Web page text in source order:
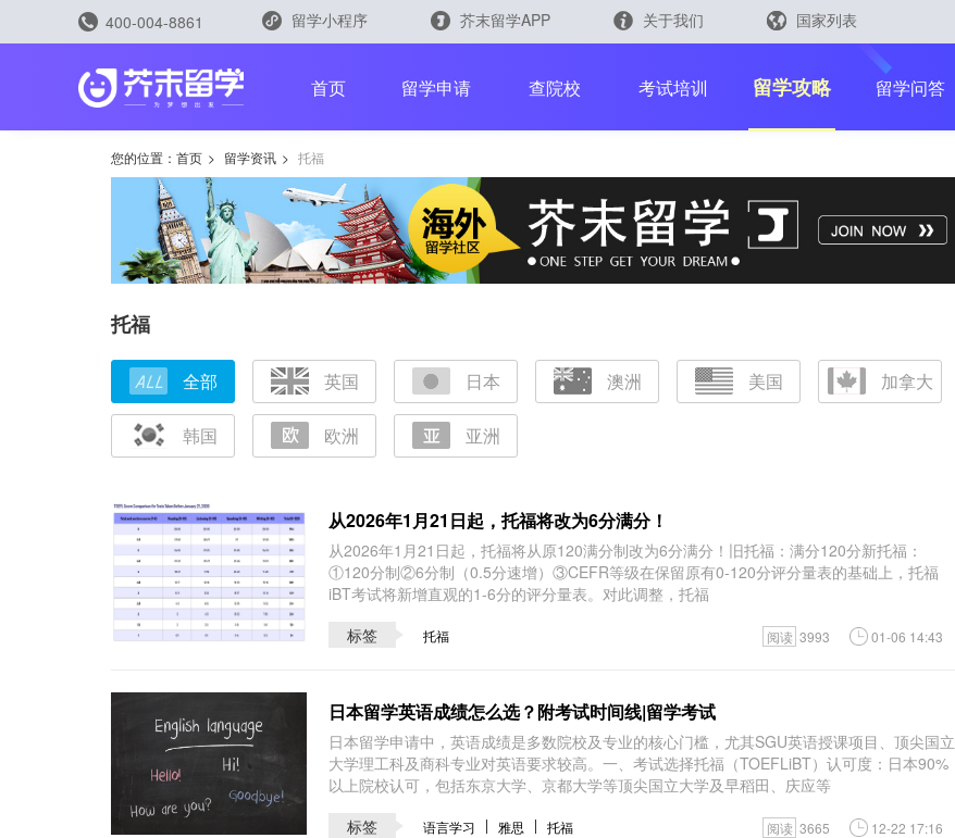
400-004-8861 留学小程序
留学评测
留学规划助手 留学申请助手
雅思能力测评 托福能力测评
芥末留学官方小程序
芥末留学APP 关于我们
国家列表
马来西亚
首页 留学申请 查院校 考试培训 留学攻略 留学问答
您的位置： 首页 > 留学资讯 > 托福
托福
全部 英国 日本 澳洲 美国 加拿大
韩国 欧洲 亚洲
从2026年1月21日起，托福将改为6分满分！
从2026年1月21日起，托福将从原120满分制改为6分满分！旧托福：满分120分新托福：
①120分制②6分制（0.5分速增）③CEFR等级在保留原有0-120分评分量表的基础上，托福
iBT考试将新增直观的1-6分的评分量表。对此调整，托福
标签
托福 阅读 3993 01-06 14:43
日本留学英语成绩怎么选？附考试时间线|留学考试
日本留学申请中，英语成绩是多数院校及专业的核心门槛，尤其SGU英语授课项目、顶尖国立
大学理工科及商科专业对英语要求较高。一、考试选择托福（TOEFLiBT）认可度：日本90%
以上院校认可，包括东京大学、京都大学等顶尖国立大学及早稻田、庆应等
标签
语言学习 雅思 托福 阅读 3665 12-22 17:16